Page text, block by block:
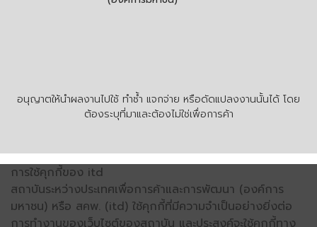
อนุญาตให้นำผลงานไปใช้ ทำซ้ำ แจกจ่าย หรือดัดแปลงงานนั้นได้ โดย
ต้องระบุที่มาและต้องไม่ใช่เพื่อการค้า
การใช้คุกกี้ของ itd
สถาบันระหว่างประเทศเพื่อการค้าและการพัฒนา (องค์การ
มหาชน) หรือ สคพ. (itd) ใช้คุกกี้ที่มีความจำเป็นอย่างยิ่งต่อ
การทำงานของเว็บไซต์ของสถาบัน และประสงค์จะใช้คุกกี้ทาง